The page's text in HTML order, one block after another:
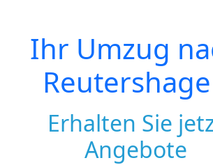
Ihr Umzug
Erhalten Sie
Angebote